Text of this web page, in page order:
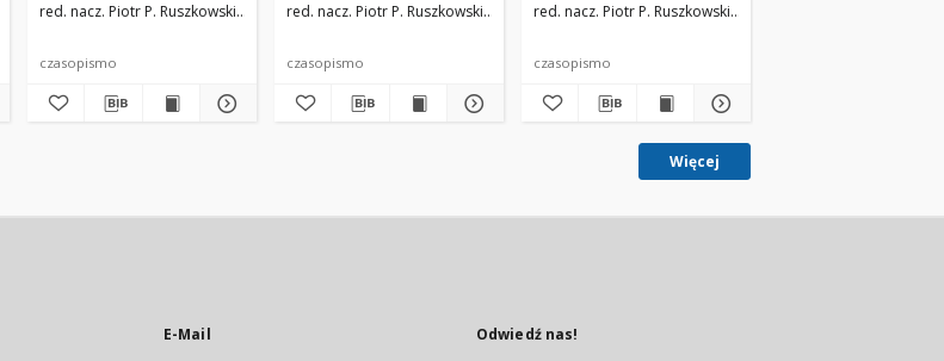
zespół redakcyjny
red. nacz. Piotr P. Ruszkowski zespół redakcyjny
czasopismo
red. nacz. Piotr P. Ruszkowski zespół redakcyjny
czasopismo
red. nacz. Piotr P. Ruszkowski
czasopismo
Więcej
E-Mail Odwiedź nas!